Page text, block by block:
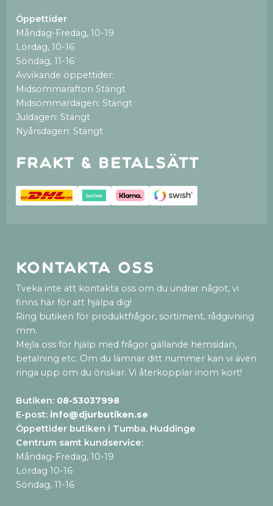
Öppettider
Måndag-Fredag, 10-19
Lördag, 10-16
Söndag, 11-16
Avvikande öppettider:
Midsommarafton Stängt
Midsommardagen: Stängt
Juldagen: Stängt
Nyårsdagen: Stängt
Frakt & betalsätt
Kontakta oss
Tveka inte att kontakta oss om du undrar något, vi
finns här för att hjälpa dig!
Ring butiken för produktfrågor, sortiment, rådgivning
mm.
Mejla oss för hjälp med frågor gällande hemsidan,
betalning etc. Om du lämnar ditt nummer kan vi även
ringa upp om du önskar. Vi återkopplar inom kort!
Butiken: 08-53037998
E-post: info@djurbutiken.se
Öppettider butiken i Tumba, Huddinge
Centrum samt kundservice:
Måndag-Fredag, 10-19
Lördag 10-16
Söndag, 11-16